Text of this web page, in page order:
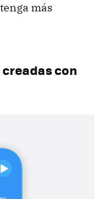
más
con